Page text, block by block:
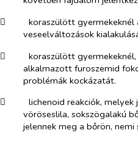
​
koraszülött gyermekeknél
veseelváltozások
​
koraszülött
alkalmazott furoszemid
problémák kockázatát.
​
lichenoid reakciók, melyek
vöröseslila, sokszögalakú
jelennek meg a bőrön, nemi